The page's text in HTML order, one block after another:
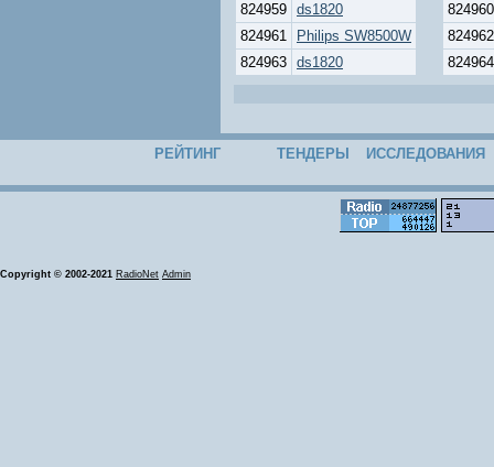
824959 ds1820
824960
824961
Philips SW8500W
824962
824963 ds1820 824964
РЕЙТИНГ ТЕНДЕРЫ ИССЛЕДОВАНИЯ
Copyright © 2002-2021 RadioNet Admin